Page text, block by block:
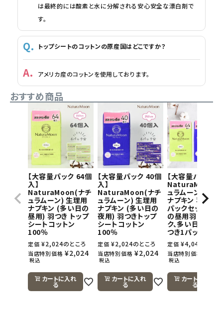
は最終的には酸素と水に分解される安心安全な漂白剤で
す。
トップシートのコットンの原産国はどこですか？
アメリカ産のコットンを使用しております。
おすすめ商品
【大容量パック 64個
入】
NaturaMoon(ナチ
ュラムーン) 生理用
ナプキン (多い日の
昼用) 羽つき トップ
シートコットン
100％
定価 ¥2,024のところ
当店特別価格 ¥2,024
税込
カートに入れ
る
【大容量パック 40個
入】
NaturaMoon(ナチ
ュラムーン) 生理用
ナプキン (多い日の
夜用) 羽つきトップ
シートコットン
100％
定価 ¥2,024のところ
当店特別価格 ¥2,024
税込
カートに入れ
る
【大容量パック】
NaturaMoon(
ュラムーン) 生理
ナプキン 羽つき
パックセット(多
の昼用羽つき1パ
ク、多い日の夜
つき1パック)
定価 ¥4,048
当店特別価格
税込
カートに入れ
る